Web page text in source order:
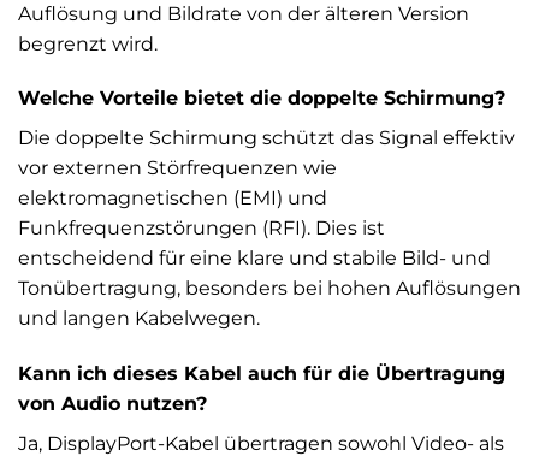
Auflösung und Bildrate von der älteren Version
begrenzt wird.
Welche Vorteile bietet die doppelte Schirmung?
Die doppelte Schirmung schützt das Signal effektiv
vor externen Störfrequenzen wie
elektromagnetischen (EMI) und
Funkfrequenzstörungen (RFI). Dies ist
entscheidend für eine klare und stabile Bild- und
Tonübertragung, besonders bei hohen Auflösungen
und langen Kabelwegen.
Kann ich dieses Kabel auch für die Übertragung
von Audio nutzen?
Ja, DisplayPort-Kabel übertragen sowohl Video- als